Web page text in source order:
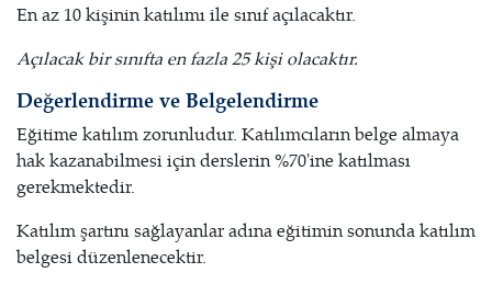
En az 10 kişinin katılımı ile sınıf açılacaktır.
Açılacak bir sınıfta en fazla 25 kişi olacaktır.
Değerlendirme ve Belgelendirme
Eğitime katılım zorunludur. Katılımcıların belge almaya
hak kazanabilmesi için derslerin %70'ine katılması
gerekmektedir.
Katılım şartını sağlayanlar adına eğitimin sonunda katılım
belgesi düzenlenecektir.